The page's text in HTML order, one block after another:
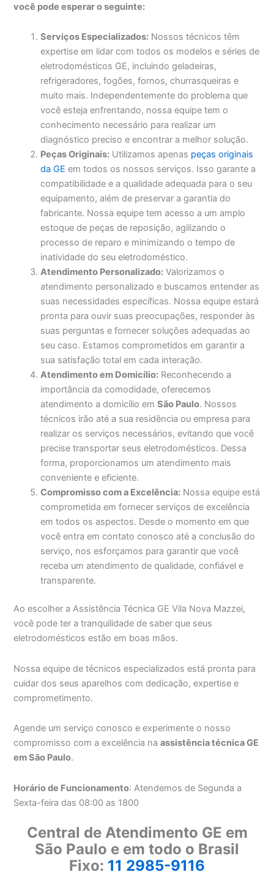
você pode esperar o seguinte:
Serviços Especializados: Nossos técnicos têm
expertise em lidar com todos os modelos e séries de
eletrodomésticos GE, incluindo geladeiras,
refrigeradores, fogões, fornos, churrasqueiras e
muito mais. Independentemente do problema que
você esteja enfrentando, nossa equipe tem o
conhecimento necessário para realizar um
diagnóstico preciso e encontrar a melhor solução.
Peças Originais: Utilizamos apenas peças originais
da GE em todos os nossos serviços. Isso garante a
compatibilidade e a qualidade adequada para o seu
equipamento, além de preservar a garantia do
fabricante. Nossa equipe tem acesso a um amplo
estoque de peças de reposição, agilizando o
processo de reparo e minimizando o tempo de
inatividade do seu eletrodoméstico.
Atendimento Personalizado: Valorizamos o
atendimento personalizado e buscamos entender as
suas necessidades específicas. Nossa equipe estará
pronta para ouvir suas preocupações, responder às
suas perguntas e fornecer soluções adequadas ao
seu caso. Estamos comprometidos em garantir a
sua satisfação total em cada interação.
Atendimento em Domicílio: Reconhecendo a
importância da comodidade, oferecemos
atendimento a domicílio emSão Paulo. Nossos
técnicos irão até a sua residência ou empresa para
realizar os serviços necessários, evitando que você
precise transportar seus eletrodomésticos. Dessa
forma, proporcionamos um atendimento mais
conveniente e eficiente.
Compromisso com a Excelência: Nossa equipe está
comprometida em fornecer serviços de excelência
em todos os aspectos. Desde o momento em que
você entra em contato conosco até a conclusão do
serviço, nos esforçamos para garantir que você
receba um atendimento de qualidade, confiável e
transparente.
Ao escolher a Assistência Técnica GE Vila Nova Mazzei,
você pode ter a tranquilidade de saber que seus
eletrodomésticos estão em boas mãos.
Nossa equipe de técnicos especializados está pronta para
cuidar dos seus aparelhos com dedicação, expertise e
comprometimento.
Agende um serviço conosco e experimente o nosso
compromisso com a excelência naassistência técnica GE
em São Paulo.
Horário de Funcionamento: Atendemos de Segunda a
Sexta-feira das 08:00 as 1800
Central de Atendimento GE em
São Paulo e em todo o Brasil
Fixo: 11 2985-9116